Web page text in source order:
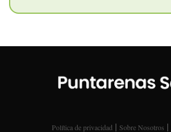
Política de privacidad | Sobre Nosotros |